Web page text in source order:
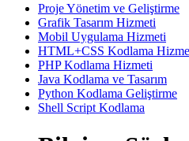
Proje Yönetim ve Geliştirme
Grafik Tasarım Hizmeti
Mobil Uygulama Hizmeti
HTML+CSS Kodlama
PHP Kodlama Hizmeti
Java Kodlama ve Tasarım
Python Kodlama Geliştirme
Shell Script Kodlama